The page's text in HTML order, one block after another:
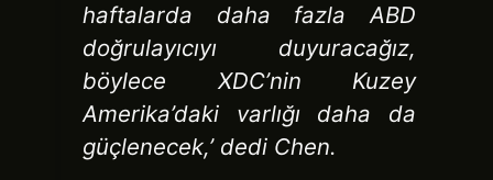
haftalarda daha fazla ABD
doğrulayıcıyı duyuracağız,
böylece XDC’nin Kuzey
Amerika’daki varlığı daha da
güçlenecek,’dedi Chen.